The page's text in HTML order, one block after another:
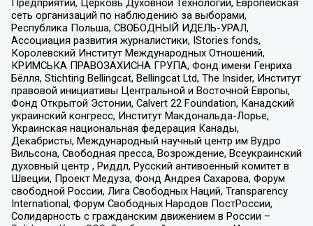
Предприятий, Церковь Духовной Технологии, Европейская
сеть организаций по наблюдению за выборами,
Республика Польша, СВОБОДНЫЙ ИДЕЛЬ-УРАЛ,
Ассоциация развития журналистики, IStories fonds,
Королевский Институт Международных Отношений,
КРИМСЬКА ПРАВОЗАХИСНА ГРУПА, Фонд имени Генриха
Бёлля, Stichting Bellingcat, Bellingcat Ltd, The Insider, Институт
правовой инициативы Центральной и Восточной Европы,
Фонд Открытой Эстонии, Calvert 22 Foundation, Канадский
украинский конгресс, Институт Макдональда-Лорье,
Украинская национальная федерация Канады,
Декабристы, Международный научный центр им Вудро
Вильсона, Свободная пресса, Возрождение, Всеукраинский
духовный центр , Риддл, Русский антивоенный комитет в
Швеции, Проект Медуза, Фонд Андрея Сахарова, Форум
свободной России, Лига Свободных Наций, Transparеncy
International, Форум Свободных Народов ПостРоссии,
Солидарность с гражданским движением в России –